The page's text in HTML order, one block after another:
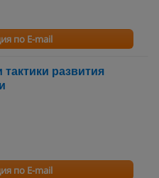
по E-mail
развития
по E-mail